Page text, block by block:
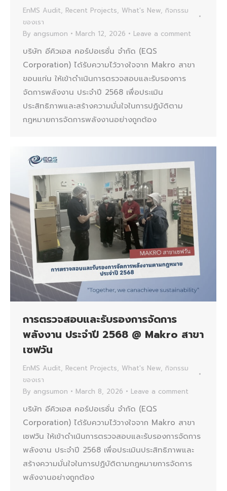
EnMS Audit, Recent Projects, What's New, กิจกรรม
ของเรา
By angsumon March 12, 2026 Leave a comment
บริษัท อีคิวเอส คอร์ปอเรชั่น จำกัด (EQS
Corporation) ได้รับความไว้วางใจจาก Makro สาขา
ขอนแก่น ให้เข้าดำเนินการตรวจสอบและรับรองการ
จัดการพลังงาน ประจำปี 2568 เพื่อประเมิน
ประสิทธิภาพและสร้างความมั่นใจในการปฏิบัติตาม
กฎหมายการจัดการพลังงานอย่างถูกต้อง
การตรวจสอบและรับรองการจัดการ
พลังงาน ประจำปี 2568 @ Makro สาขา
เซฟวัน
EnMS Audit, Recent Projects, What's New, กิจกรรม
ของเรา
By angsumon March 8, 2026 Leave a comment
บริษัท อีคิวเอส คอร์ปอเรชั่น จำกัด (EQS
Corporation) ได้รับความไว้วางใจจาก Makro สาขา
เซฟวัน ให้เข้าดำเนินการตรวจสอบและรับรองการจัดการ
พลังงาน ประจำปี 2568 เพื่อประเมินประสิทธิภาพและ
สร้างความมั่นใจในการปฏิบัติตามกฎหมายการจัดการ
พลังงานอย่างถูกต้อง